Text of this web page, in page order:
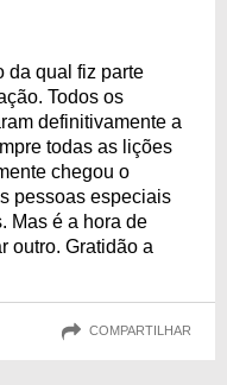
da qual fiz parte
Todos os
definitivamente a
todas as lições
chegou o
pessoas especiais
Mas é a hora de
outro. Gratidão a
COMPARTILHAR